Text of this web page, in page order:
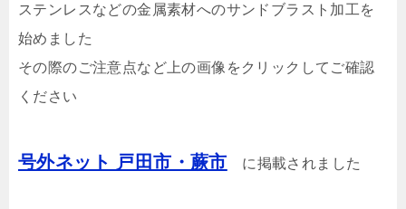
ステンレスなどの金属素材へのサンドブラスト加工を
始めました
その際のご注意点など上の画像をクリックしてご確認
ください
号外ネット 戸田市・蕨市 に掲載されました